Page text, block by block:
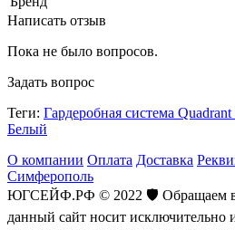
Написать отзыв
Пока не было вопросов.
Задать вопрос
Теги: Гардеробная система
Белый
О компании Оплата Доставка
Симферополь
ЮГСЕЙФ.РФ © 2022 🛡️ Обращаем
данный сайт носит